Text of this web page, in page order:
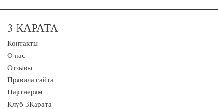
3 КАРАТА
Контакты
О нас
Отзывы
Правила сайта
Партнерам
Клуб 3Карата